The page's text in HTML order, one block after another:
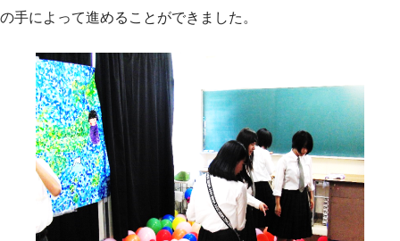
の手によって進めることができました。